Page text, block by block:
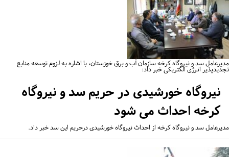
سد و نیروگاه کرخه سازمان آب و برق خوزستان، با اشاره به لزوم توسعه منابع
انرژی الکتریکی خبر داد:
نیروگاه خورشیدی در حریم سد و نیروگاه
کرخه احداث می شود
سد و نیروگاه کرخه از احداث نیروگاه خورشیدی درحریم این سد خبر داد.